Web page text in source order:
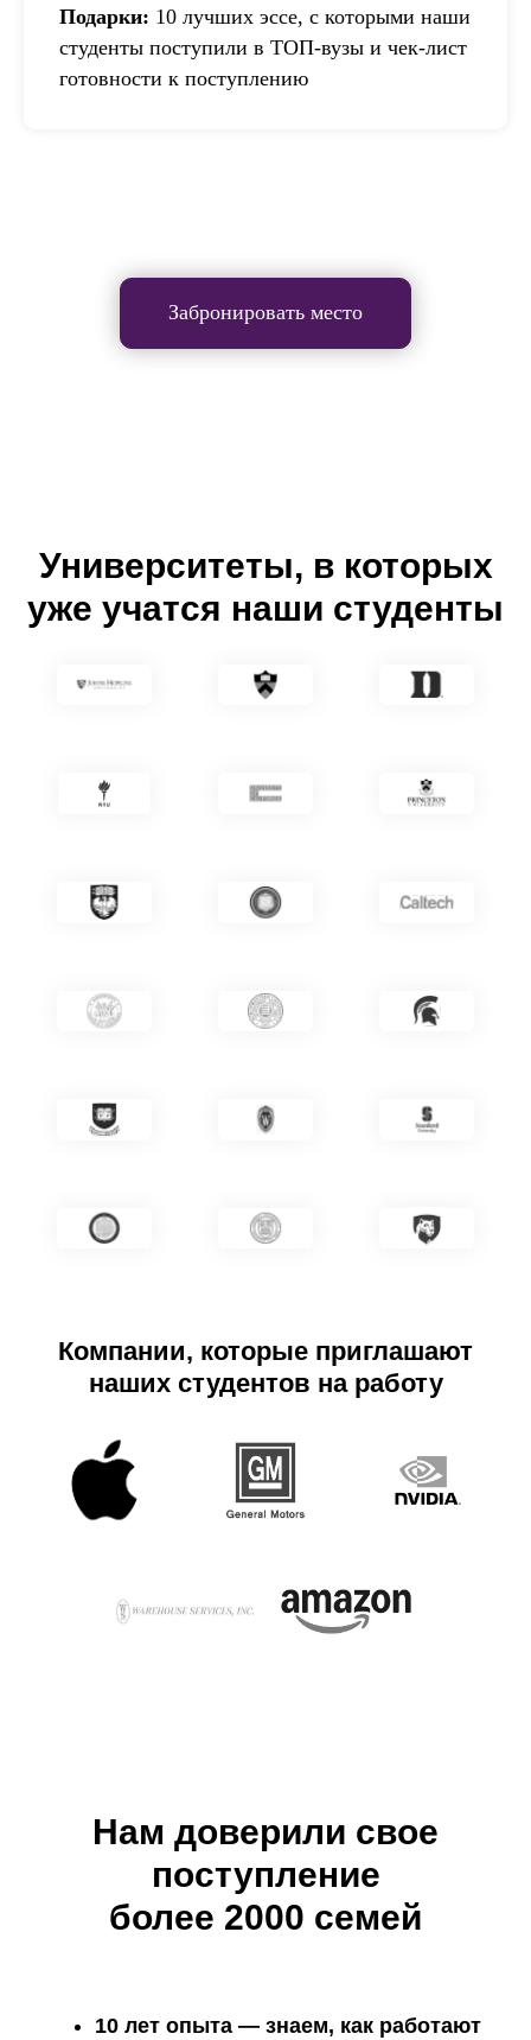
Подарки: 10 лучших эссе, с которыми наши
студенты поступили в ТОП-вузы и чек-лист
готовности к поступлению
Забронировать место
Университеты, в которых
уже учатся наши студенты
Компании, которые приглашают
наших студентов на работу
Нам доверили свое
поступление
более 2000 семей
10 лет опыта — знаем, как работают